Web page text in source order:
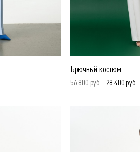
Брючный костюм
56 800 руб. 28 400 руб.